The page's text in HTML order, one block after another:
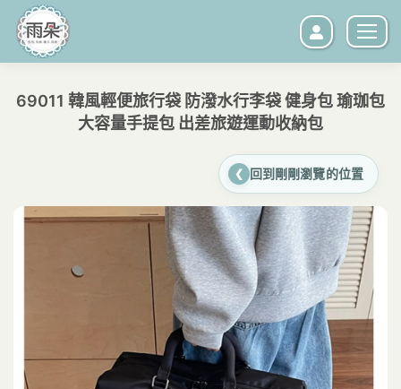
69011 韓風輕便旅行袋 防潑水行李袋 健身包 瑜珈包
大容量手提包 出差旅遊運動收納包
❮ 回到剛剛瀏覽的位置